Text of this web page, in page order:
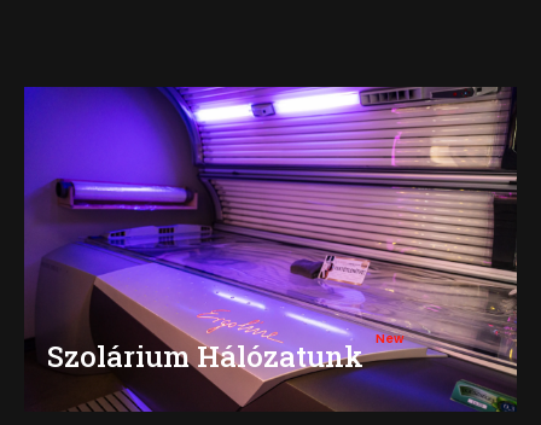
Szolárium Hálózatunk